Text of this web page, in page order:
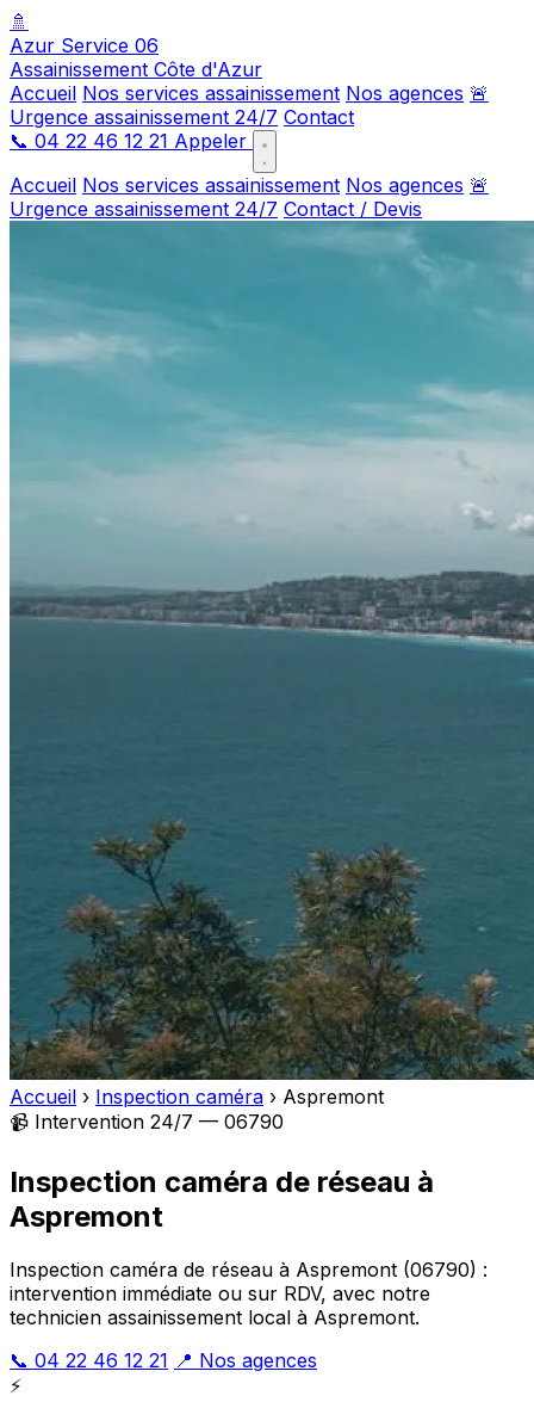
🚿
Azur Service 06
Assainissement Côte d'Azur
Accueil Nos services assainissement Nos agences 🚨
Urgence assainissement 24/7 Contact
📞 04 22 46 12 21 Appeler
Accueil Nos services assainissement Nos agences 🚨
Urgence assainissement 24/7 Contact / Devis
Accueil › Inspection caméra › Aspremont
📹 Intervention 24/7 — 06790
Inspection caméra de réseau à
Aspremont
Inspection caméra de réseau à Aspremont (06790) :
intervention immédiate ou sur RDV, avec notre
technicien assainissement local à Aspremont.
📞 04 22 46 12 21 📍 Nos agences
⚡